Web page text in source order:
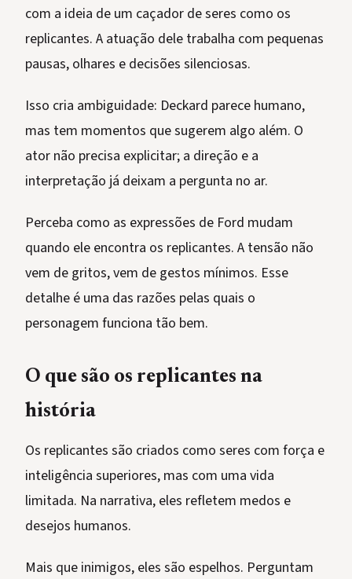
com a ideia de um caçador de seres como os
replicantes. A atuação dele trabalha com pequenas
pausas, olhares e decisões silenciosas.
Isso cria ambiguidade: Deckard parece humano,
mas tem momentos que sugerem algo além. O
ator não precisa explicitar; a direção e a
interpretação já deixam a pergunta no ar.
Perceba como as expressões de Ford mudam
quando ele encontra os replicantes. A tensão não
vem de gritos, vem de gestos mínimos. Esse
detalhe é uma das razões pelas quais o
personagem funciona tão bem.
O que são os replicantes na
história
Os replicantes são criados como seres com força e
inteligência superiores, mas com uma vida
limitada. Na narrativa, eles refletem medos e
desejos humanos.
Mais que inimigos, eles são espelhos. Perguntam